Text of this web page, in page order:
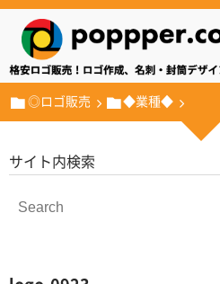
◎ロゴ販売 ◆業種◆
サイト内検索